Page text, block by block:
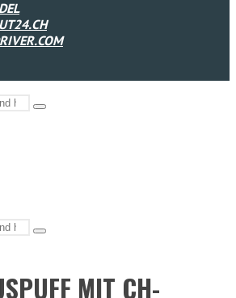
Type
Type
MIT CH-